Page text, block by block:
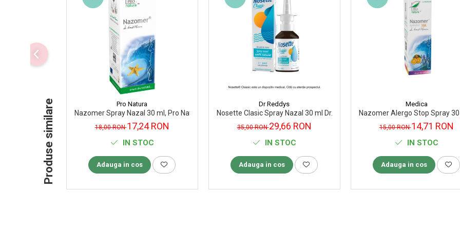
Supliment Zinc
Tincturi si Gemoderivate
Produse similare Pro Natura
Nazomer Spray Nazal 30 ml, Pro Natura
18,00 RON17,24 RON
IN STOC
Adauga in cos
Dr Reddys
Nosette Clasic Spray Nazal 30 ml Dr.Reddys
35,00 RON29,66 RON
IN STOC
Adauga in cos
Medica
Nazomer Alergo Stop Spray 30
15,00 RON14,71 RON
IN STOC
Adauga in cos